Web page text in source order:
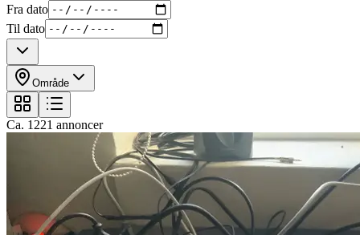
Fra dato
Til dato
Område
Ca. 1221 annoncer